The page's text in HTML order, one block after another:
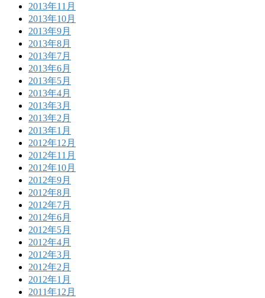
2013年11月
2013年10月
2013年9月
2013年8月
2013年7月
2013年6月
2013年5月
2013年4月
2013年3月
2013年2月
2013年1月
2012年12月
2012年11月
2012年10月
2012年9月
2012年8月
2012年7月
2012年6月
2012年5月
2012年4月
2012年3月
2012年2月
2012年1月
2011年12月